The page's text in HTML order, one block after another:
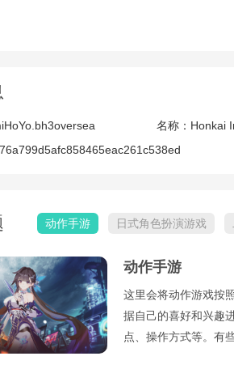
名称： Honkai
动作手游 日式角色扮演游戏
动作手游
这里会将动作游戏按
据自己的喜好和兴趣
点、操作方式等。有